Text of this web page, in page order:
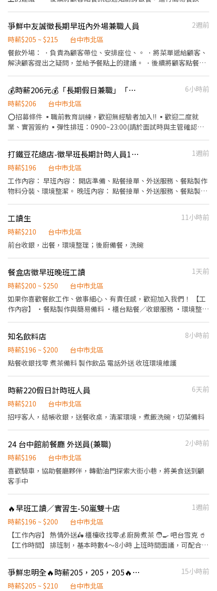
其他餐廳相關事務。 ．負責洗、剝、削、切各種食材。 ．負責清理
工作環境、設備和餐具。 ．準備不同餐點所需要的食材。 ．協助測
量食材的容量與重量。 ．負責擺盤、打包外帶服務。
爭鮮中友誠徵長期早班內外場兼職人員
2週前
時薪$205 ~ $215
台中市北區
餐飲外場： ．負責為顧客帶位、安排座位、。 ．將菜單遞給顧客、
解決顧客提出之疑問，並給予餐點上的建議。 ．後續將顧客點餐訊
責結帳、收銀等工作。 餐飲內場： ．擔任廚師的助手，處理烹飪前
與烹飪中之準備工作與其他餐廳相關事務。 ．負責洗、剝、削、切
各種食材。 ．負責清理工作環境、設備和餐具。 ．準備不同餐點所
需要的食材。 ．協助測量食材的容量與重量。 ．負責擺盤、打包外
💰時薪206元💰「長期假日兼職」「壽司郎漢口路店」
6小時前
時薪$206
台中市北區
⭕招募條件 ▪職前教育訓練，歡迎無經驗者加入!! ▪歡迎二度就
業、實習簽約 ▪彈性排班：0900~23:00(請於面試時與主管確認班
理製作→提供餐點→餐具清洗→庫存盤點、出貨 等 ⭕獎金福利 ▪
生日禮券 ▪不定期活動競賽獎金 ▪一年4次考核及調薪 ▪加班費5
分鐘為單位計算 ⭕企業魅力 ▪「以人為本」注重團隊合作及交流，
採納同仁的意見，提升參與感 ▪除學習到日本商業禮儀、衛生知識
遷加薪的機會 ▪享有完善的福利制度，加班費為5分鐘為單位計
算，重視員工的辛勤付出 ▪計畫拓展全台灣，讓更多人有機會品嚐
美味平價壽司，致力成為頂尖品牌
打鐵豆花總店-徵早班長期計時人員1名（不缺暑假工）
1週前
時薪$196
台中市北區
工作內容： 早班內容： 開店準備、點餐接單、外送服務、餐點製作
物料分裝、環境整潔。 晚班內容： 點餐接單、外送服務、餐點製
車駕照及機車」。 每次外送出車有補貼。 2.面試審核時間為2-3個
工作天。 3.受訓期間有支付薪資。 4.可長期配合。
工讀生
11小時前
時薪$210
台中市北區
前台收銀，出餐，環境整理；後廚備餐，洗碗
餐盒店徵早班晚班工讀
1天前
時薪$200 ~ $250
台中市北區
如果你喜歡餐飲工作、做事細心、有責任感，歡迎加入我們！ 【工
作內容】 ・餐點製作與簡易備料 ・櫃台點餐／收銀服務 ・環境整理
佳，無經驗也歡迎 【工作環境】 簡單乾淨、同事好相處、工作氣氛
佳 ☀️ 【上班時段】 早班：10:00～14:00 晚班：16:00～20:00 一起
把健康、家常的味道帶給更多人 🍱 歡迎加入穀食製飯家！
知名飲料店
8小時前
時薪$196 ~ $200
台中市北區
點餐收銀找零 煮茶備料 製作飲品 電話外送 收班環境維護
時薪220假日計時班人員
6天前
時薪$210
台中市北區
招呼客人，結帳收銀，送餐收桌，清潔環境，煮飯洗碗，切菜備料
24 台中館前餐廳 外送員(兼職)
2小時前
時薪$196
台中市北區
喜歡騎車，協助餐廳夥伴，轉動油門探索大街小巷，將美食送到顧
客手中
🔥早班工讀／實習生-50嵐雙十店
1週前
時薪$196 ~ $200
台中市北區
【工作內容】 熱情外送🛵 櫃檯收找零💰 廚房煮茶 🧑‍🍳 吧台雪克 🥤
【工作時間】 排班制，基本時數4～8小時 上班時間面議，可配合課
退、免費員工飲品、生日禮金、三節禮金與中秋禮品、油資津貼、
打烊津貼、特休代金、尾牙
爭鮮忠明全🔥時薪205，205，205🔥 早、晚班兼職、全日兼職
15小時前
時薪$205 ~ $210
台中市北區